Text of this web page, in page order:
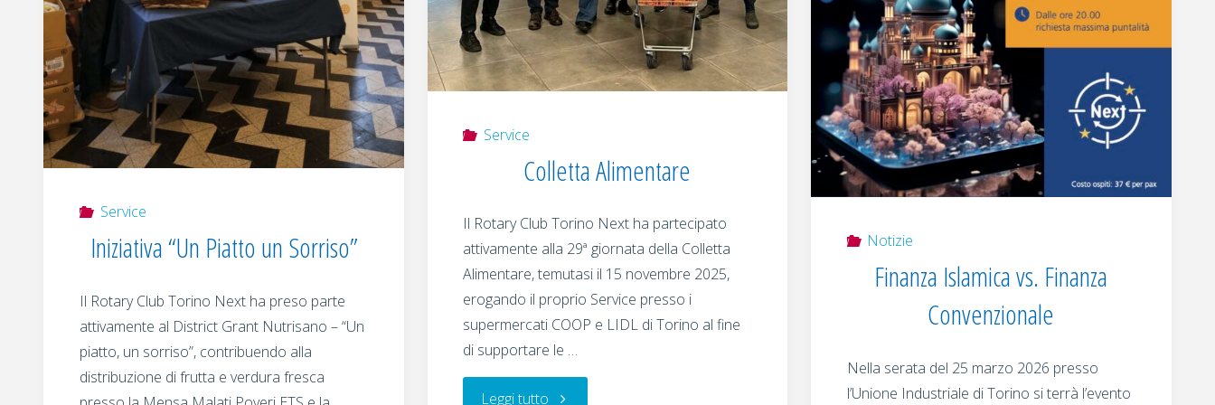
Notizie
Finanza Islamica vs. Finanza
Convenzionale
Nella serata del 25 marzo 2026 presso
l’Unione Industriale di Torino si terrà l’evento
Service
Colletta Alimentare
Il Rotary Club Torino Next ha partecipato
attivamente alla 29ª giornata della Colletta
Alimentare, temutasi il 15 novembre 2025,
erogando il proprio Service presso i
supermercati COOP e LIDL di Torino al fine
di supportare le …
Leggi tutto"Colletta
Service
Iniziativa “Un Piatto un Sorriso”
Il Rotary Club Torino Next ha preso parte
attivamente al District Grant Nutrisano – “Un
piatto, un sorriso”, contribuendo alla
distribuzione di frutta e verdura fresca